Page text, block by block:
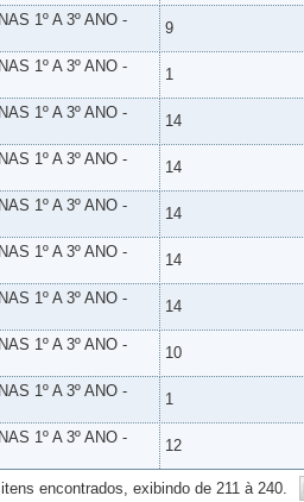
1º A 3º ANO -
9
1º A 3º ANO -
1
1º A 3º ANO -
14
1º A 3º ANO -
14
1º A 3º ANO -
14
1º A 3º ANO -
14
1º A 3º ANO -
14
1º A 3º ANO -
10
1º A 3º ANO -
1
1º A 3º ANO -
12
encontrados, exibindo de 211 à 240.